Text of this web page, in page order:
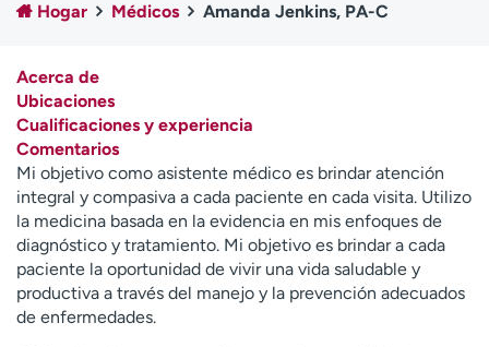
Atención a medios de
Asistencia financiera
Contáctenos
A
y
ú
d
a
m
e
a
e
Hogar Médicos Amanda Jenkins, PA-C
Acerca de
Ubicaciones
Cualificaciones y experiencia
Comentarios
Mi objetivo como asistente médico es brindar atención
integral y compasiva a cada paciente en cada visita. Utilizo
la medicina basada en la evidencia en mis enfoques de
diagnóstico y tratamiento. Mi objetivo es brindar a cada
paciente la oportunidad de vivir una vida saludable y
productiva a través del manejo y la prevención adecuados
de enfermedades.